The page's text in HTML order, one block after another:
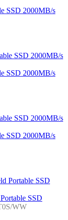
SSD 2000MB/s
SSD 2000MB/s
SSD 2000MB/s
SSD
WW